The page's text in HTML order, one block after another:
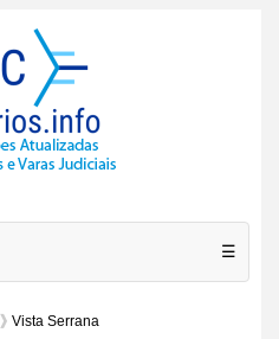
☰
Vista Serrana